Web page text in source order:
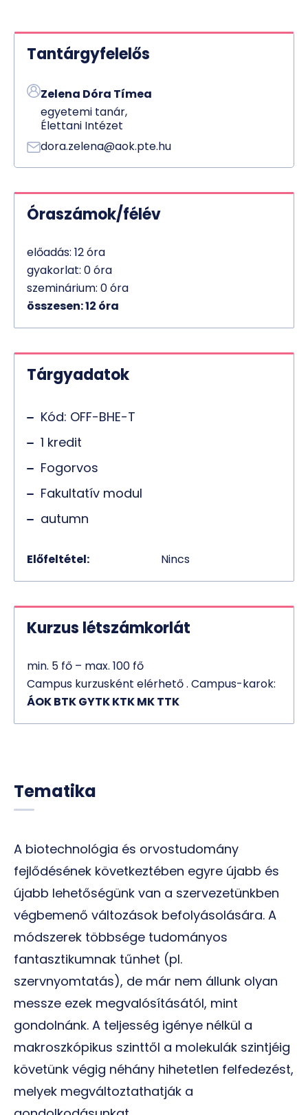
Tantárgyfelelős
Zelena Dóra Tímea
egyetemi tanár,
Élettani Intézet
dora.zelena@aok.pte.hu
Óraszámok/félév
előadás: 12 óra
gyakorlat: 0 óra
szeminárium: 0 óra
összesen: 12 óra
Tárgyadatok
Kód: OFF-BHE-T
1 kredit
Fogorvos
Fakultatív modul
autumn
Előfeltétel: Nincs
Kurzus létszámkorlát
min. 5 fő – max. 100 fő
Campus kurzusként elérhető . Campus-karok:
ÁOK BTK GYTK KTK MK TTK
Tematika
A biotechnológia és orvostudomány
fejlődésének következtében egyre újabb és
újabb lehetőségünk van a szervezetünkben
végbemenő változások befolyásolására. A
módszerek többsége tudományos
fantasztikumnak tűnhet (pl.
szervnyomtatás), de már nem állunk olyan
messze ezek megvalósításától, mint
gondolnánk. A teljesség igénye nélkül a
makroszkópikus szinttől a molekulák szintjéig
követünk végig néhány hihetetlen felfedezést,
melyek megváltoztathatják a